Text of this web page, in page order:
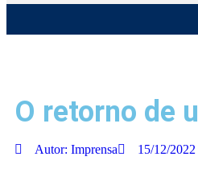
O retorno de
Autor: Imprensa 15/12/2022